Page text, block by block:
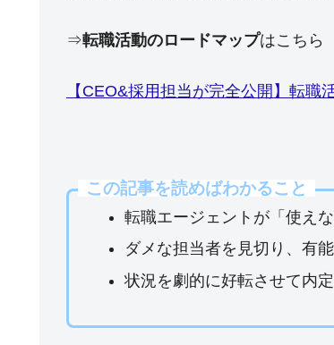
⇒転職活動のロードマップはこちら
【CEO&採用担当が完全公開】転職
この記事を読めばわかること
転職エージェントが「使え
ダメな担当者を見切り、有
状況を劇的に好転させて内